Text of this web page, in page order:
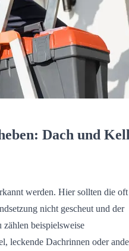
Dach und
werden. Hier sollten die oft
nicht gescheut und der
zählen beispielsweise
leckende Dachrinnen oder